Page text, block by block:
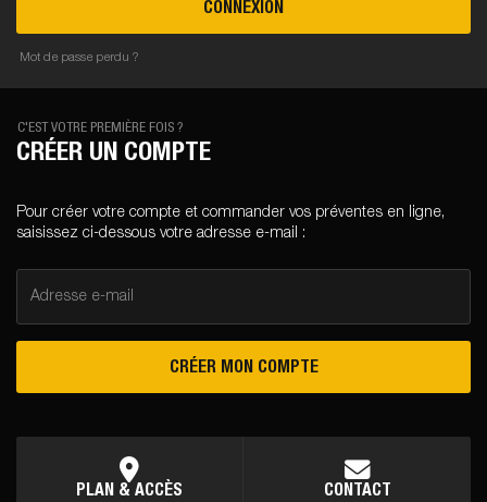
CONNEXION
Mot de passe perdu ?
C'EST VOTRE PREMIÈRE FOIS ?
CRÉER UN COMPTE
Pour créer votre compte et commander vos préventes en ligne,
saisissez ci-dessous votre adresse e-mail :
Adresse e-mail
CRÉER MON COMPTE
PLAN & ACCÈS CONTACT